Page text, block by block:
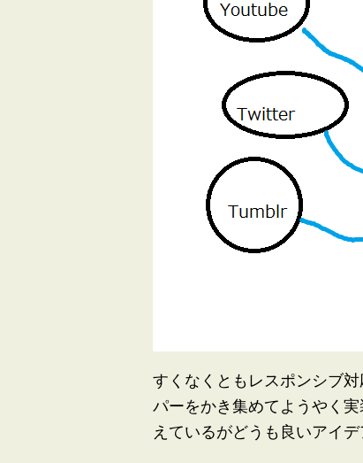
すくなくともレスポンシブ
パーをかき集めてようやく
えているがどうも良いアイデ